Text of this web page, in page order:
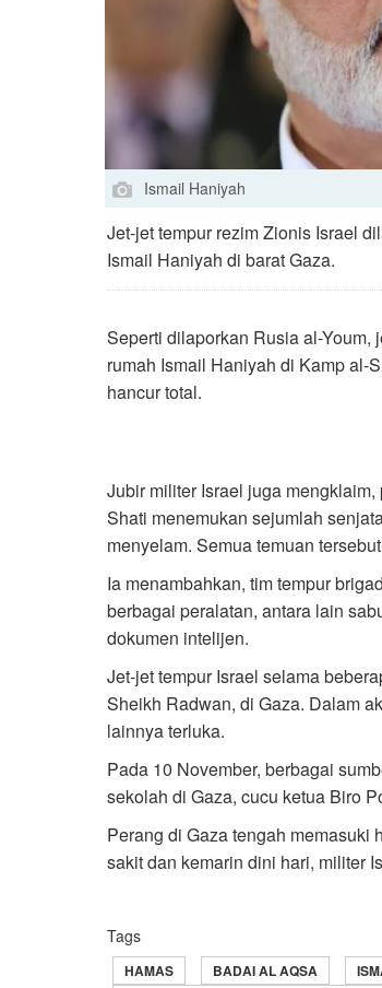
Ismail Haniyah
Jet-jet tempur rezim Zionis Israel
Ismail Haniyah di barat Gaza.
Seperti dilaporkan Rusia al-Youm,
rumah Ismail Haniyah di Kamp al-
hancur total.
Jubir militer Israel juga
Shati menemukan sejumlah
menyelam. Semua temuan
Ia menambahkan, tim tempur
berbagai peralatan, antara lain
dokumen intelijen.
Jet-jet tempur Israel selama
Sheikh Radwan, di Gaza. Dalam
lainnya terluka.
Pada 10 November, berbagai
sekolah di Gaza, cucu ketua Biro
Perang di Gaza tengah memasuki
sakit dan kemarin dini hari, militer
Tags
HAMAS BADAI AL AQSA